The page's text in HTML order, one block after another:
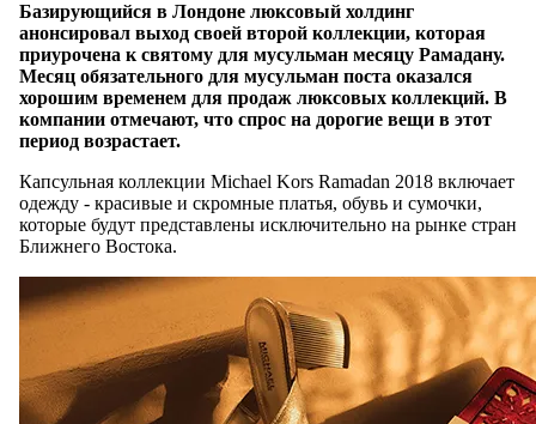
Базирующийся в Лондоне люксовый холдинг
анонсировал выход своей второй коллекции, которая
приурочена к святому для мусульман месяцу Рамадану.
Месяц обязательного для мусульман поста оказался
хорошим временем для продаж люксовых коллекций. В
компании отмечают, что спрос на дорогие вещи в этот
период возрастает.
Капсульная коллекции Michael Kors Ramadan 2018 включает
одежду - красивые и скромные платья, обувь и сумочки,
которые будут представлены исключительно на рынке стран
Ближнего Востока.